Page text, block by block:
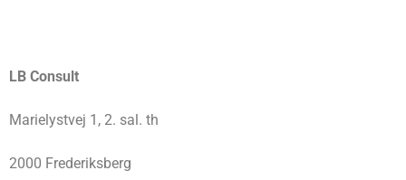
LB Consult
Marielystvej 1, 2. sal. th
2000 Frederiksberg